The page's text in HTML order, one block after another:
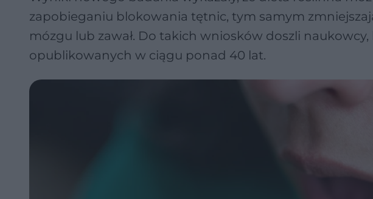
zapobieganiu blokowania tętnic, tym samym
mózgu lub zawał. Do takich wniosków doszli
opublikowanych w ciągu ponad 40 lat.